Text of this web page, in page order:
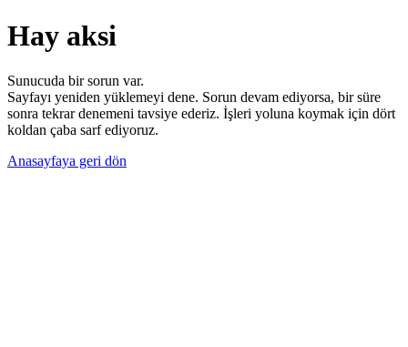
Hay aksi
Sunucuda bir sorun var.
Sayfayı yeniden yüklemeyi dene. Sorun devam ediyorsa, bir süre
sonra tekrar denemeni tavsiye ederiz. İşleri yoluna koymak için dört
koldan çaba sarf ediyoruz.
Anasayfaya geri dön